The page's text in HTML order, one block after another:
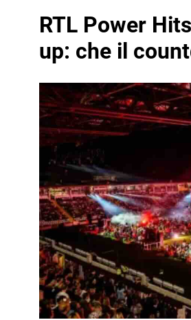
RTL Power
up: che il